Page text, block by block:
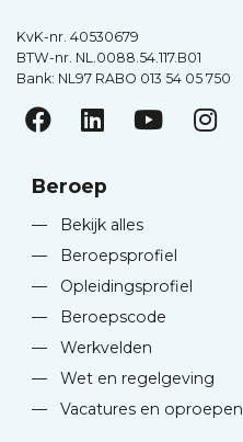
KvK-nr. 40530679
BTW-nr. NL.0088.54.117.B01
Bank: NL97 RABO 013 54 05 750
Beroep
—
Bekijk alles
—
Beroepsprofiel
—
Opleidingsprofiel
—
Beroepscode
—
Werkvelden
—
Wet en regelgeving
—
Vacatures en oproepen